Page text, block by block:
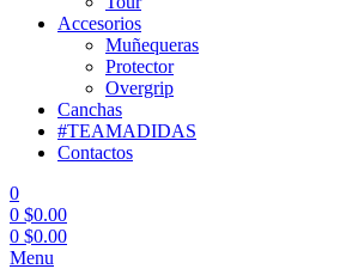
Accesorios
Muñequeras
Protector
Overgrip
Canchas
#TEAMADIDAS
Contactos
0
0 $0.00
0 $0.00
Menu